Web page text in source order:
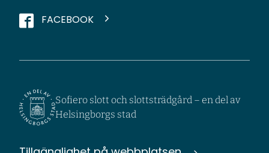
FACEBOOK
Sofiero slott och slottsträdgård – en del av
Helsingborgs stad